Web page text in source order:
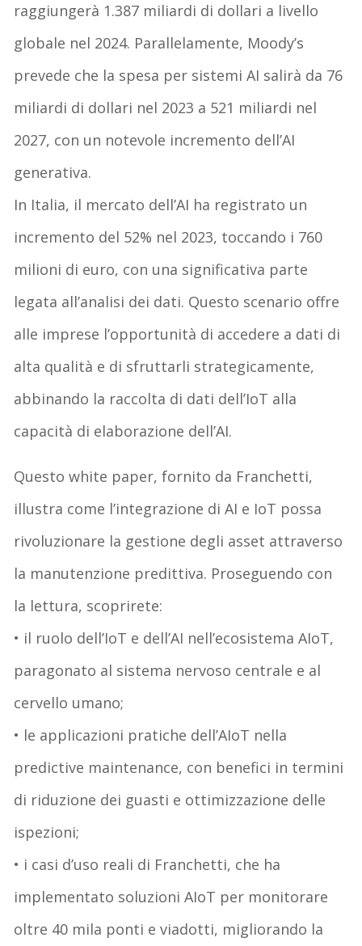
raggiungerà 1.387 miliardi di dollari a livello
globale nel 2024. Parallelamente, Moody’s
prevede che la spesa per sistemi AI salirà da 76
miliardi di dollari nel 2023 a 521 miliardi nel
2027, con un notevole incremento dell’AI
generativa.
In Italia, il mercato dell’AI ha registrato un
incremento del 52% nel 2023, toccando i 760
milioni di euro, con una significativa parte
legata all’analisi dei dati. Questo scenario offre
alle imprese l’opportunità di accedere a dati di
alta qualità e di sfruttarli strategicamente,
abbinando la raccolta di dati dell’IoT alla
capacità di elaborazione dell’AI.
Questo white paper, fornito da Franchetti,
illustra come l’integrazione di AI e IoT possa
rivoluzionare la gestione degli asset attraverso
la manutenzione predittiva. Proseguendo con
la lettura, scoprirete:
• il ruolo dell’IoT e dell’AI nell’ecosistema AIoT,
paragonato al sistema nervoso centrale e al
cervello umano;
• le applicazioni pratiche dell’AIoT nella
predictive maintenance, con benefici in termini
di riduzione dei guasti e ottimizzazione delle
ispezioni;
• i casi d’uso reali di Franchetti, che ha
implementato soluzioni AIoT per monitorare
oltre 40 mila ponti e viadotti, migliorando la